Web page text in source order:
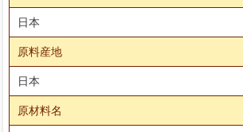
日本
原料産地
日本
原材料名